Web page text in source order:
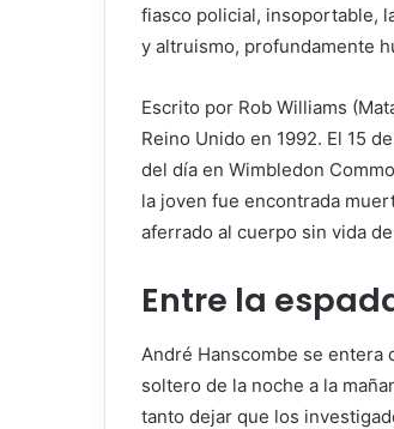
fiasco policial, insoportable,
y altruismo, profundamente
Escrito por Rob Williams (
Reino Unido en 1992. El 15
del día en Wimbledon
la joven fue encontrada
aferrado al cuerpo sin vida
Entre la
André Hanscombe se
soltero de la noche a la
tanto dejar que los